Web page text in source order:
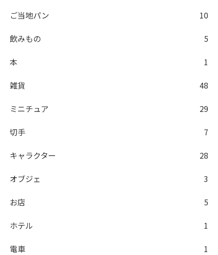
ご当地パン
10
飲みもの
5
本
1
雑貨
48
ミニチュア
29
切手
7
キャラクター
28
オブジェ
3
お店
5
ホテル
1
電車
1